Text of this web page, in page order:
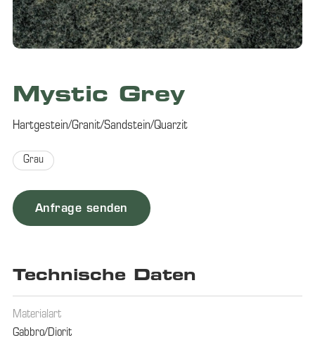
Mystic Grey
Hartgestein/Granit/Sandstein/Quarzit
Grau
Anfrage senden
Technische Daten
Materialart
Gabbro/Diorit